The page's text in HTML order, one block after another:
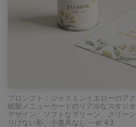
プロンプト：ジャスミンイエローのア
紙製メニューカードのリアルなスタジ
デザイン、ソフトなグリーン、クリー
りげない影、小道具なし --ar 4:3